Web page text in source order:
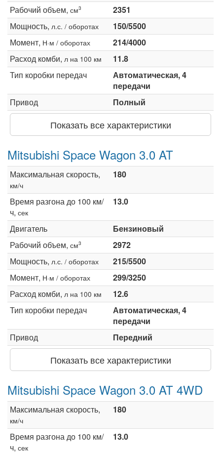
Рабочий объем, см3
2351
Мощность, л.с. / оборотах
150/5500
Момент, Н·м / оборотах
214/4000
Расход комби, л на 100 км
11.8
Тип коробки передач
Автоматическая, 4
передачи
Привод
Полный
Показать все характеристики
Mitsubishi Space Wagon 3.0 AT
Максимальная скорость,
км/ч
180
Время разгона до 100 км/
ч, сек
13.0
Двигатель
Бензиновый
Рабочий объем, см3
2972
Мощность, л.с. / оборотах
215/5500
Момент, Н·м / оборотах
299/3250
Расход комби, л на 100 км
12.6
Тип коробки передач
Автоматическая, 4
передачи
Привод
Передний
Показать все характеристики
Mitsubishi Space Wagon 3.0 AT 4WD
Максимальная скорость,
км/ч
180
Время разгона до 100 км/
ч, сек
13.0